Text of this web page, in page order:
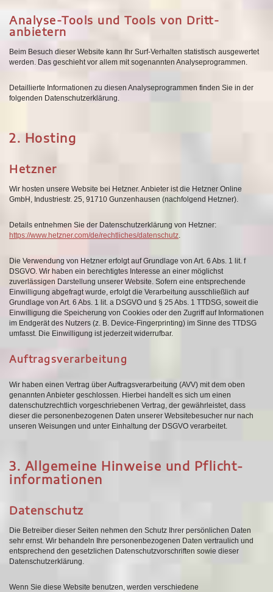
Analyse-Tools und Tools von Dritt­
anbietern
Beim Besuch dieser Website kann Ihr Surf-Verhalten statistisch ausgewertet
werden. Das geschieht vor allem mit sogenannten Analyseprogrammen.
Detaillierte Informationen zu diesen Analyseprogrammen finden Sie in der
folgenden Datenschutzerklärung.
2. Hosting
Hetzner
Wir hosten unsere Website bei Hetzner. Anbieter ist die Hetzner Online
GmbH, Industriestr. 25, 91710 Gunzenhausen (nachfolgend Hetzner).
Details entnehmen Sie der Datenschutzerklärung von Hetzner:
https://www.hetzner.com/de/rechtliches/datenschutz
Die Verwendung von Hetzner erfolgt auf Grundlage von Art. 6 Abs. 1 lit. f
DSGVO. Wir haben ein berechtigtes Interesse an einer möglichst
zuverlässigen Darstellung unserer Website. Sofern eine entsprechende
Einwilligung abgefragt wurde, erfolgt die Verarbeitung ausschließlich auf
Grundlage von Art. 6 Abs. 1 lit. a DSGVO und § 25 Abs. 1 TTDSG, soweit die
Einwilligung die Speicherung von Cookies oder den Zugriff auf Informationen
im Endgerät des Nutzers (z. B. Device-Fingerprinting) im Sinne des TTDSG
umfasst. Die Einwilligung ist jederzeit widerrufbar.
Auftragsverarbeitung
Wir haben einen Vertrag über Auftragsverarbeitung (AVV) mit dem oben
genannten Anbieter geschlossen. Hierbei handelt es sich um einen
datenschutzrechtlich vorgeschriebenen Vertrag, der gewährleistet, dass
dieser die personenbezogenen Daten unserer Websitebesucher nur nach
unseren Weisungen und unter Einhaltung der DSGVO verarbeitet.
3. Allgemeine Hinweise und Pflicht­
informationen
Datenschutz
Die Betreiber dieser Seiten nehmen den Schutz Ihrer persönlichen Daten
sehr ernst. Wir behandeln Ihre personenbezogenen Daten vertraulich und
entsprechend den gesetzlichen Datenschutzvorschriften sowie dieser
Datenschutzerklärung.
Wenn Sie diese Website benutzen, werden verschiedene